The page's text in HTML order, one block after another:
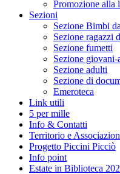
Promozione alla
Sezioni
Sezione Bimbi
Sezione ragazzi
Sezione fumetti
Sezione giovani-
Sezione adulti
Sezione di
Emeroteca
Link utili
5 per mille
Info & Contatti
Territorio e
Progetto Piccini Picciò
Info point
Estate in Biblioteca